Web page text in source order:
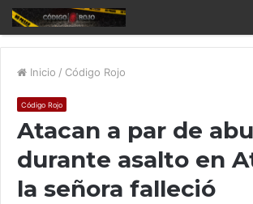
Inicio / Código Rojo
Código Rojo
Atacan a par de
durante asalto en
la señora falleció